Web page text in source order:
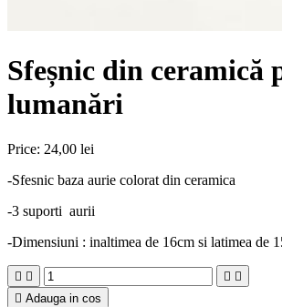
Sfeșnic din ceramică
lumanări
Price: 24,00 lei
-Sfesnic baza aurie colorat din ceramica
-3 suporti aurii
-Dimensiuni : inaltimea de 16cm si latimea de
   
 Adauga in cos